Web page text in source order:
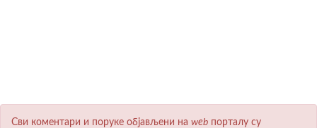
Сви коментари и поруке објављени на wеb порталу су